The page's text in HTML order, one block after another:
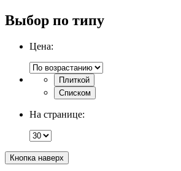
Выбор по типу
Цена:
Плиткой
Списком
На странице:
Кнопка наверх